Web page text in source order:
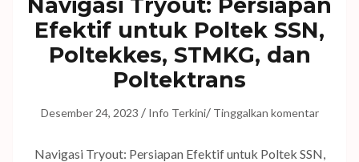
Efektif untuk Poltek SSN,
Poltekkes, STMKG, dan
Poltektrans
Desember 24, 2023 / Info Terkini/ Tinggalkan komentar
Navigasi Tryout: Persiapan Efektif untuk Poltek SSN,